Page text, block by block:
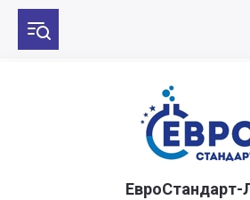
ЕвроСтандарт-